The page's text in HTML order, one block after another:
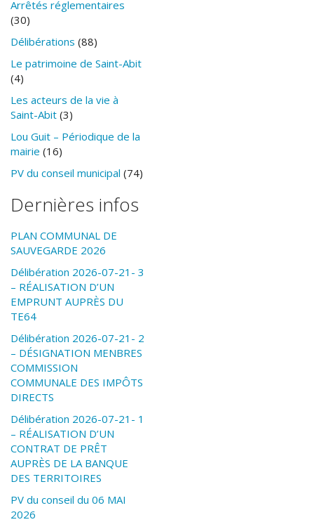
Arrêtés réglementaires
(30)
Délibérations (88)
Le patrimoine de Saint-Abit
(4)
Les acteurs de la vie à
Saint-Abit (3)
Lou Guit – Périodique de la
mairie (16)
PV du conseil municipal (74)
Dernières infos
PLAN COMMUNAL DE
SAUVEGARDE 2026
Délibération 2026-07-21- 3
– RÉALISATION D’UN
EMPRUNT AUPRÈS DU
TE64
Délibération 2026-07-21- 2
– DÉSIGNATION MENBRES
COMMISSION
COMMUNALE DES IMPÔTS
DIRECTS
Délibération 2026-07-21- 1
– RÉALISATION D’UN
CONTRAT DE PRÊT
AUPRÈS DE LA BANQUE
DES TERRITOIRES
PV du conseil du 06 MAI
2026